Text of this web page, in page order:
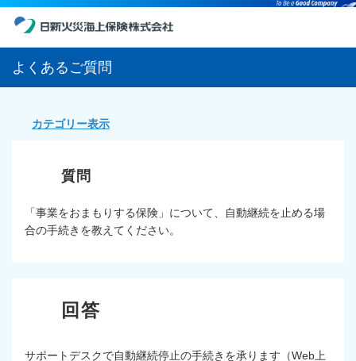
よくあるご質問
カテゴリー表示
「事業をおまもりする保険」について、自動継続を止める場
合の手続きを教えてください。
サポートデスクで自動継続停止の手続きを承ります（Web上